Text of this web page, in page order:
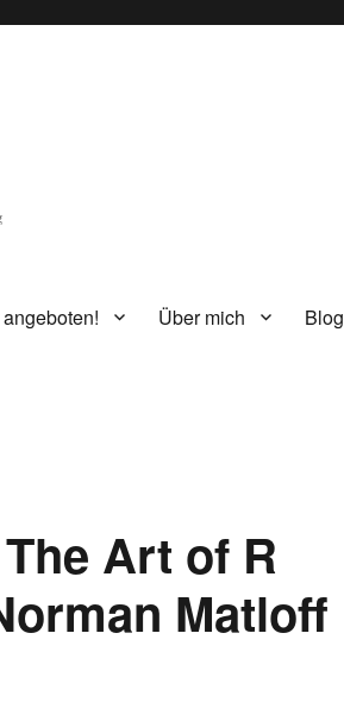
Über mich Blog
Art of R
Matloff